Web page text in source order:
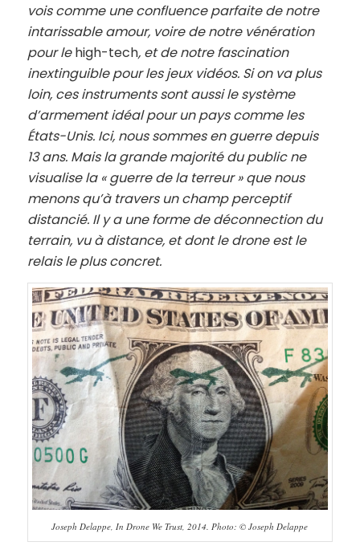
vois comme une confluence parfaite de notre
intarissable amour, voire de notre vénération
pour lehigh-tech, et de notre fascination
inextinguible pour les jeux vidéos. Si on va plus
loin, ces instruments sont aussi le système
d’armement idéal pour un pays comme les
États-Unis. Ici, nous sommes en guerre depuis
13 ans. Mais la grande majorité du public ne
visualise la « guerre de la terreur » que nous
menons qu’à travers un champ perceptif
distancié. Il y a une forme de déconnection du
terrain, vu à distance, et dont le drone est le
relais le plus concret.
Joseph Delappe, In Drone We Trust, 2014. Photo: © Joseph Delappe